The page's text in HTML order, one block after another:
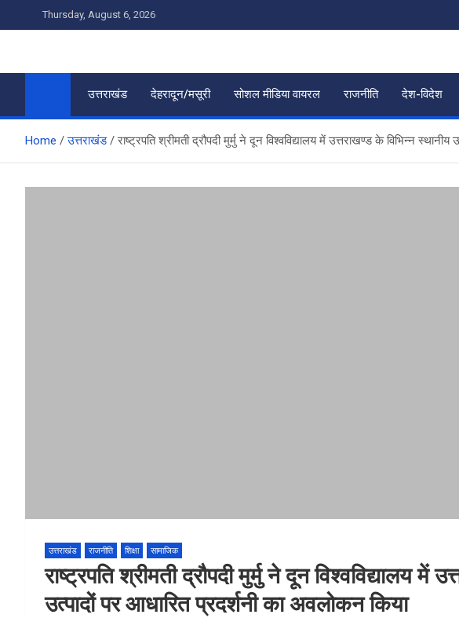
to
Thursday, August 6, 2026
उत्तराखंड देहरादून/मसूरी सोशल मीडिया वायरल राजनीति देश-विदेश
Home उत्तराखंड राष्ट्रपति श्रीमती द्रौपदी मुर्मु ने दून विश्वविद्यालय में उत्तराखण्ड के विभिन्न
उत्तराखंड राजनीति शिक्षा सामाजिक
राष्ट्रपति श्रीमती द्रौपदी मुर्मु ने दून विश्वविद्यालय में
उत्पादों पर आधारित प्रदर्शनी का अवलोकन किया